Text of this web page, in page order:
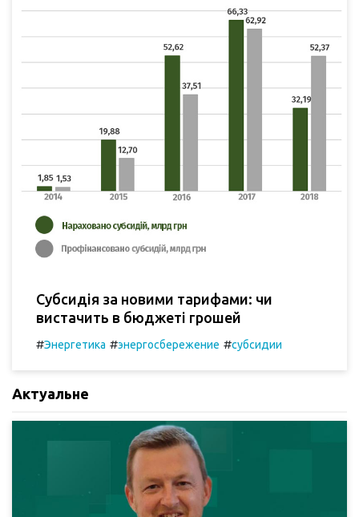
Субсидія за новими тарифами: чи
вистачить в бюджеті грошей
#Энергетика #энергосбережение #субсидии
Актуальне